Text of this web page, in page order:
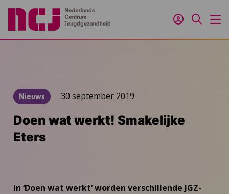
Inloggen
Zoeken
Nieuws 30 september 2019
Doen wat werkt! Smakelijke
Eters
In ‘Doen wat werkt’ worden verschillende JGZ-